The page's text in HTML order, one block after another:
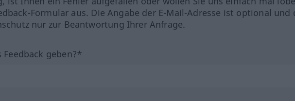
Formular aus. Die Angabe der E-Mail-Adresse ist optional und
nur zur Beantwortung Ihrer Anfrage.
geben?*